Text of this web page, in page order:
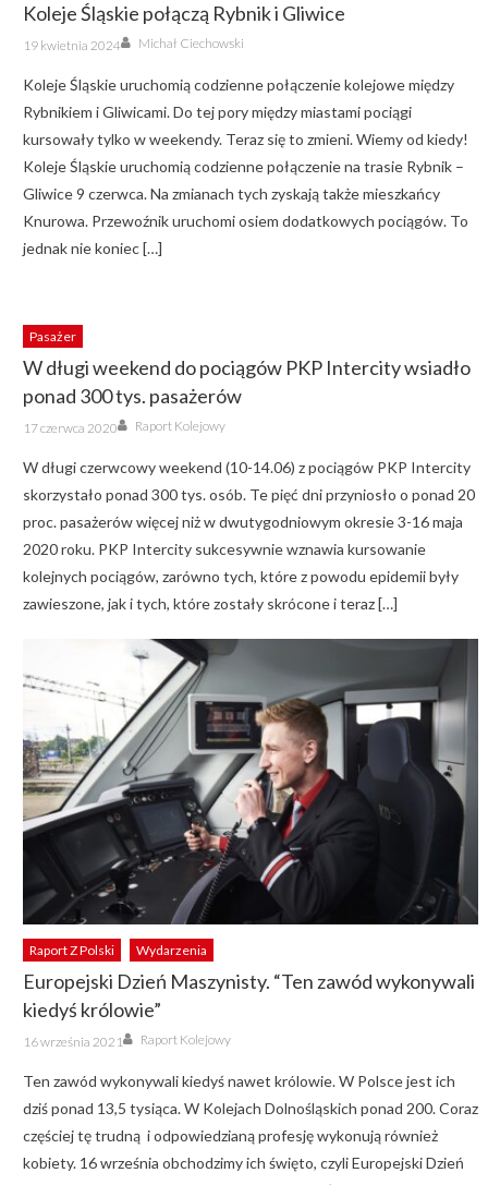
Koleje Śląskie połączą Rybnik i Gliwice
Posted
on
19 kwietnia 2024 Author
Michał Ciechowski
Koleje Śląskie uruchomią codzienne połączenie kolejowe między
Rybnikiem i Gliwicami. Do tej pory między miastami pociągi
kursowały tylko w weekendy. Teraz się to zmieni. Wiemy od kiedy!
Koleje Śląskie uruchomią codzienne połączenie na trasie Rybnik –
Gliwice 9 czerwca. Na zmianach tych zyskają także mieszkańcy
Knurowa. Przewoźnik uruchomi osiem dodatkowych pociągów. To
jednak nie koniec […]
Pasażer
W długi weekend do pociągów PKP Intercity wsiadło
ponad 300 tys. pasażerów
Posted
on
17 czerwca 2020 Author
Raport Kolejowy
W długi czerwcowy weekend (10-14.06) z pociągów PKP Intercity
skorzystało ponad 300 tys. osób. Te pięć dni przyniosło o ponad 20
proc. pasażerów więcej niż w dwutygodniowym okresie 3-16 maja
2020 roku. PKP Intercity sukcesywnie wznawia kursowanie
kolejnych pociągów, zarówno tych, które z powodu epidemii były
zawieszone, jak i tych, które zostały skrócone i teraz […]
Raport Z Polski Wydarzenia
Europejski Dzień Maszynisty. “Ten zawód wykonywali
kiedyś królowie”
Posted
on
16 września 2021 Author
Raport Kolejowy
Ten zawód wykonywali kiedyś nawet królowie. W Polsce jest ich
dziś ponad 13,5 tysiąca. W Kolejach Dolnośląskich ponad 200. Coraz
częściej tę trudną i odpowiedzianą profesję wykonują również
kobiety. 16 września obchodzimy ich święto, czyli Europejski Dzień